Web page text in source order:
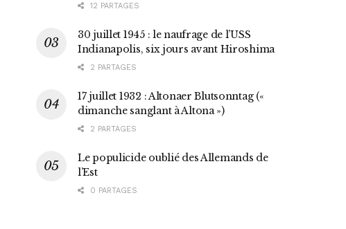
12 PARTAGES
30 juillet 1945 : le naufrage de l’USS
Indianapolis, six jours avant Hiroshima
2 PARTAGES
17 juillet 1932 : Altonaer Blutsonntag («
dimanche sanglant à Altona »)
2 PARTAGES
Le populicide oublié des Allemands de
l’Est
0 PARTAGES